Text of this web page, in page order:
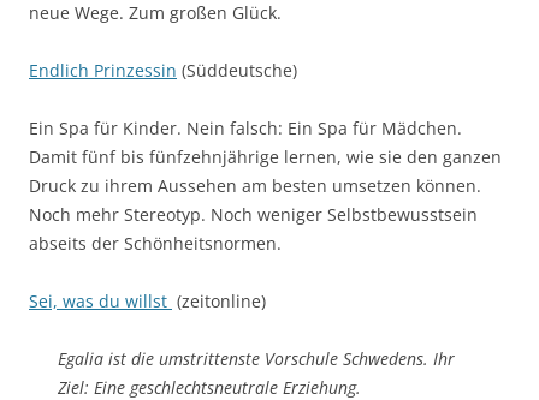
neue Wege. Zum großen Glück.
Endlich Prinzessin (Süddeutsche)
Ein Spa für Kinder. Nein falsch: Ein Spa für Mädchen.
Damit fünf bis fünfzehnjährige lernen, wie sie den ganzen
Druck zu ihrem Aussehen am besten umsetzen können.
Noch mehr Stereotyp. Noch weniger Selbstbewusstsein
abseits der Schönheitsnormen.
Sei, was du willst (zeitonline)
Egalia ist die umstrittenste Vorschule Schwedens. Ihr
Ziel: Eine geschlechtsneutrale Erziehung.